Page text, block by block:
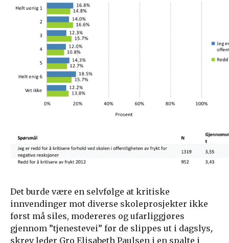
Det burde være en selvfølge at kritiske
innvendinger mot diverse skoleprosjekter ikke
først må siles, modereres og ufarliggjøres
gjennom ”tjenestevei” før de slippes ut i dagslys,
skrev leder Gro Elisabeth Paulsen i en spalte i